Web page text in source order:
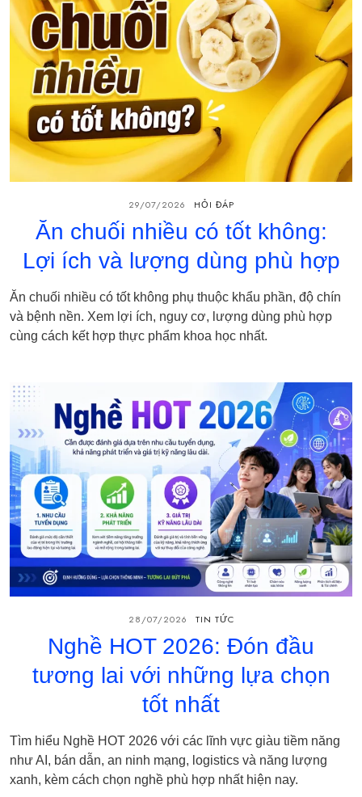
29/07/2026 HỎI ĐÁP
Ăn chuối nhiều có tốt không:
Lợi ích và lượng dùng phù hợp
Ăn chuối nhiều có tốt không phụ thuộc khẩu phần, độ chín
và bệnh nền. Xem lợi ích, nguy cơ, lượng dùng phù hợp
cùng cách kết hợp thực phẩm khoa học nhất.
28/07/2026 TIN TỨC
Nghề HOT 2026: Đón đầu
tương lai với những lựa chọn
tốt nhất
Tìm hiểu Nghề HOT 2026 với các lĩnh vực giàu tiềm năng
như AI, bán dẫn, an ninh mạng, logistics và năng lượng
xanh, kèm cách chọn nghề phù hợp nhất hiện nay.